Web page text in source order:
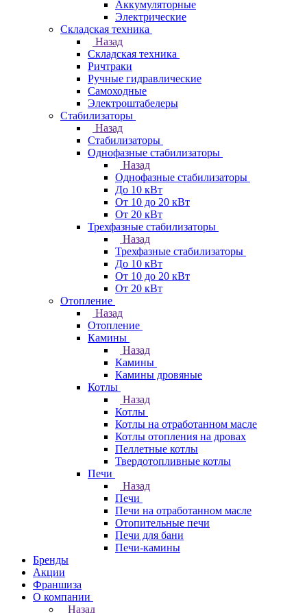
Аккумуляторные
Электрические
Складская техника
Назад
Складская техника
Ричтраки
Ручные гидравлические
Самоходные
Электроштабелеры
Стабилизаторы
Назад
Стабилизаторы
Однофазные стабилизаторы
Назад
Однофазные стабилизаторы
До 10 кВт
От 10 до 20 кВт
От 20 кВт
Трехфазные стабилизаторы
Назад
Трехфазные стабилизаторы
До 10 кВт
От 10 до 20 кВт
От 20 кВт
Отопление
Назад
Отопление
Камины
Назад
Камины
Камины дровяные
Котлы
Назад
Котлы
Котлы на отработанном масле
Котлы отопления на дровах
Пеллетные котлы
Твердотопливные котлы
Печи
Назад
Печи
Печи на отработанном масле
Отопительные печи
Печи для бани
Печи-камины
Бренды
Акции
Франшиза
О компании
Назад